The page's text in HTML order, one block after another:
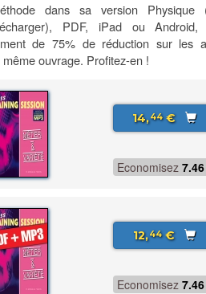
dans sa version Physique
PDF, iPad ou Android,
de 75% de réduction sur les
ouvrage. Profitez-en !
14,44€
Economisez 7.46
12,44€
Economisez 7.46